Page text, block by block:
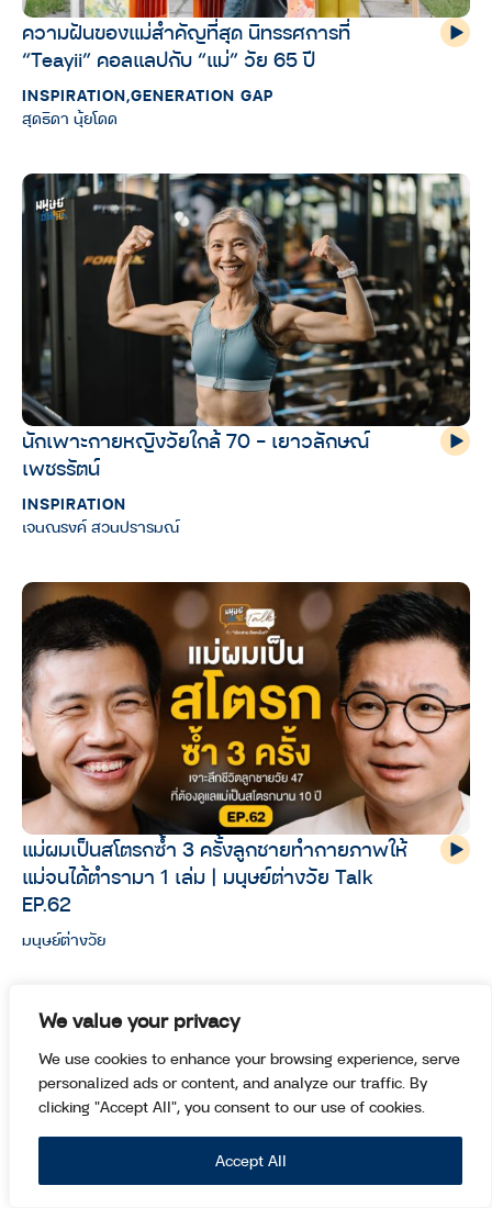
We value your privacy
We use cookies to enhance your browsing experience, serve
personalized ads or content, and analyze our traffic. By
clicking "Accept All", you consent to our use of cookies.
Accept All
ความฝันของแม่สำคัญที่สุด นิทรรศการที่
“Teayii” คอลแลปกับ “แม่” วัย 65 ปี
INSPIRATION,GENERATION GAP
สุดธิดา นุ้ยโดด
นักเพาะกายหญิงวัยใกล้ 70 – เยาวลักษณ์
เพชรรัตน์
INSPIRATION
เจนณรงค์ สวนปรารมณ์
แม่ผมเป็นสโตรกซ้ำ 3 ครั้งลูกชายทำกายภาพให้
แม่จนได้ตำรามา 1 เล่ม | มนุษย์ต่างวัย Talk
EP.62
มนุษย์ต่างวัย